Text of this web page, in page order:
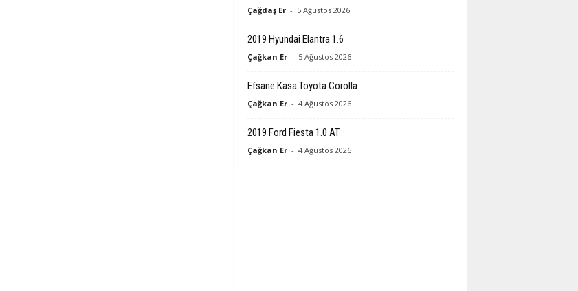
Çağdaş Er - 5 Ağustos 2026
2019 Hyundai Elantra 1.6
Çağkan Er - 5 Ağustos 2026
Efsane Kasa Toyota Corolla
Çağkan Er - 4 Ağustos 2026
2019 Ford Fiesta 1.0 AT
Çağkan Er - 4 Ağustos 2026